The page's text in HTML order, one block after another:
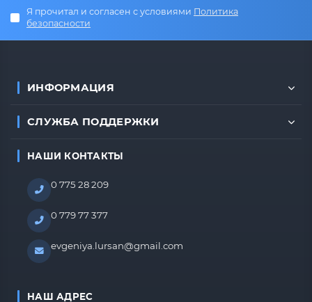
Я прочитал и согласен с условиями Политика
безопасности
ИНФОРМАЦИЯ
СЛУЖБА ПОДДЕРЖКИ
НАШИ КОНТАКТЫ
0 775 28 209
0 779 77 377
evgeniya.lursan@gmail.com
НАШ АДРЕС